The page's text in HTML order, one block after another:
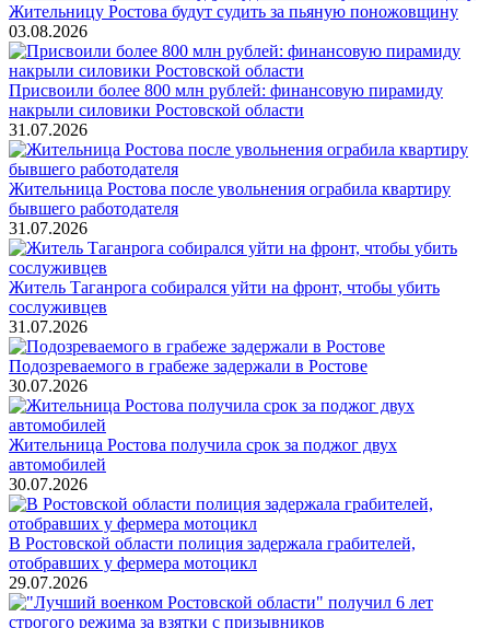
Жительницу Ростова будут судить за пьяную поножовщину
03.08.2026
Присвоили более 800 млн рублей: финансовую пирамиду
накрыли силовики Ростовской области
31.07.2026
Жительница Ростова после увольнения ограбила квартиру
бывшего работодателя
31.07.2026
Житель Таганрога собирался уйти на фронт, чтобы убить
сослуживцев
31.07.2026
Подозреваемого в грабеже задержали в Ростове
30.07.2026
Жительница Ростова получила срок за поджог двух
автомобилей
30.07.2026
В Ростовской области полиция задержала грабителей,
отобравших у фермера мотоцикл
29.07.2026